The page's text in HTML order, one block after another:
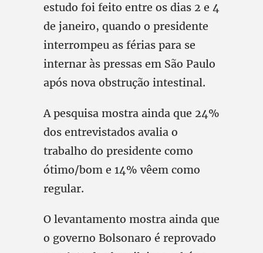
estudo foi feito entre os dias 2 e 4
de janeiro, quando o presidente
interrompeu as férias para se
internar às pressas em São Paulo
após nova obstrução intestinal.
A pesquisa mostra ainda que 24%
dos entrevistados avalia o
trabalho do presidente como
ótimo/bom e 14% vêem como
regular.
O levantamento mostra ainda que
o governo Bolsonaro é reprovado